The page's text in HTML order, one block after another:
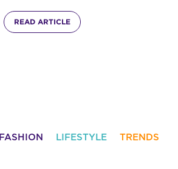
READ ARTICLE
FASHION LIFESTYLE
TRENDS